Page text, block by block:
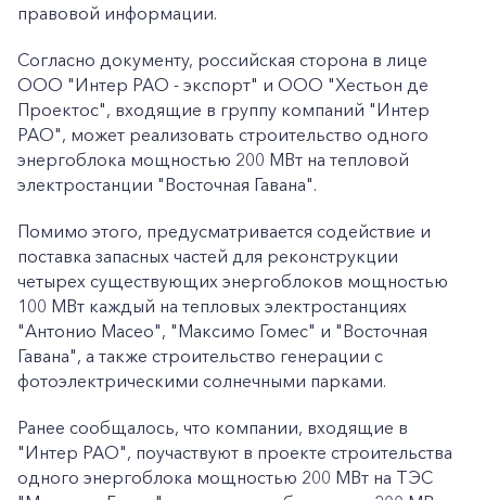
правовой информации.
Согласно документу, российская сторона в лице
ООО "Интер РАО - экспорт" и ООО "Хестьон де
Проектос", входящие в группу компаний "Интер
РАО", может реализовать строительство одного
энергоблока мощностью 200 МВт на тепловой
электростанции "Восточная Гавана".
Помимо этого, предусматривается содействие и
поставка запасных частей для реконструкции
четырех существующих энергоблоков мощностью
100 МВт каждый на тепловых электростанциях
"Антонио Масео", "Максимо Гомес" и "Восточная
Гавана", а также строительство генерации с
фотоэлектрическими солнечными парками.
Ранее сообщалось, что компании, входящие в
"Интер РАО", поучаствуют в проекте строительства
одного энергоблока мощностью 200 МВт на ТЭС